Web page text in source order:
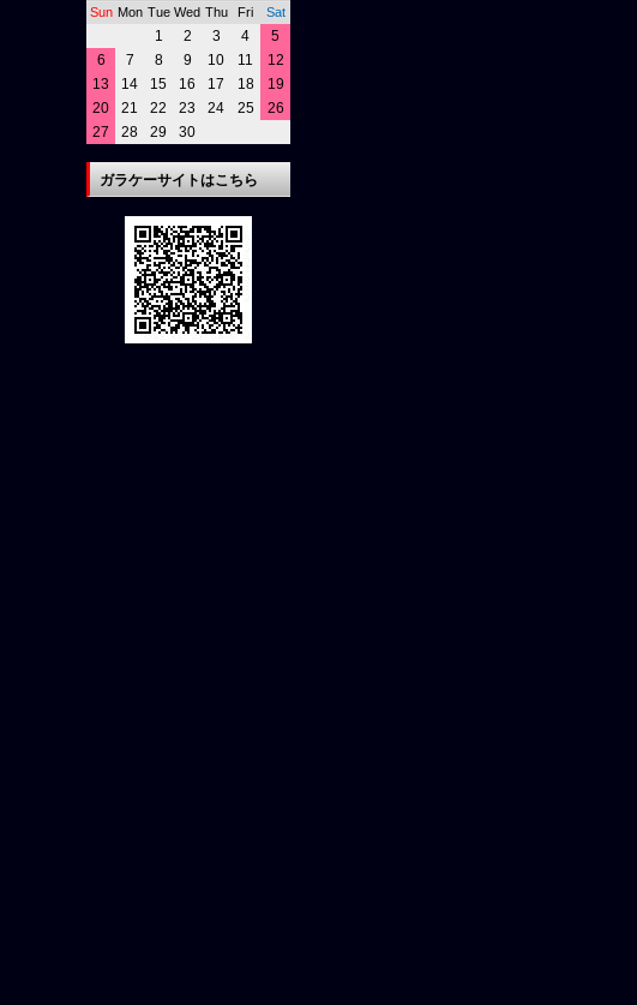
Sun Mon Tue Wed Thu Fri Sat
1 2 3 4
5
6
7 8 9 10 11
12
13
14 15 16 17 18
19
20
21 22 23 24 25
26
27
28 29 30
ガラケーサイトはこちら